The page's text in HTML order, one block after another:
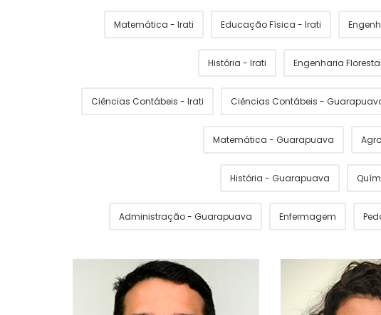
Matemática - Irati Educação Física - Irati
História - Irati Engenharia Florestal
Ciências Contábeis - Irati Ciências Contábeis -
Matemática - Guarapuava
História - Guarapuava
Administração - Guarapuava Enfermagem